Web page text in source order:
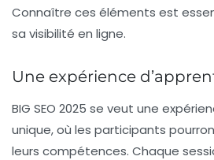
Connaître ces éléments est
sa visibilité en ligne.
Une expérience
BIG SEO 2025 se veut une
unique, où les participants
leurs compétences. Chaque